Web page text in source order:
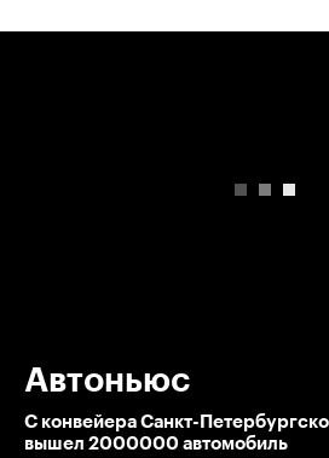
Автоньюс
С конвейера Санкт-
вышел 2000000 автомобиль